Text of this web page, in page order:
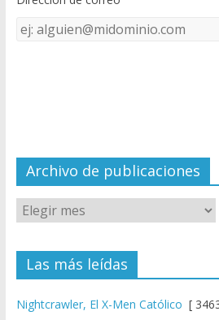
k e
C
el
Dirección
de
Archivo de publicaciones
Las más leídas
Nightcrawler, El X-Men Católico [